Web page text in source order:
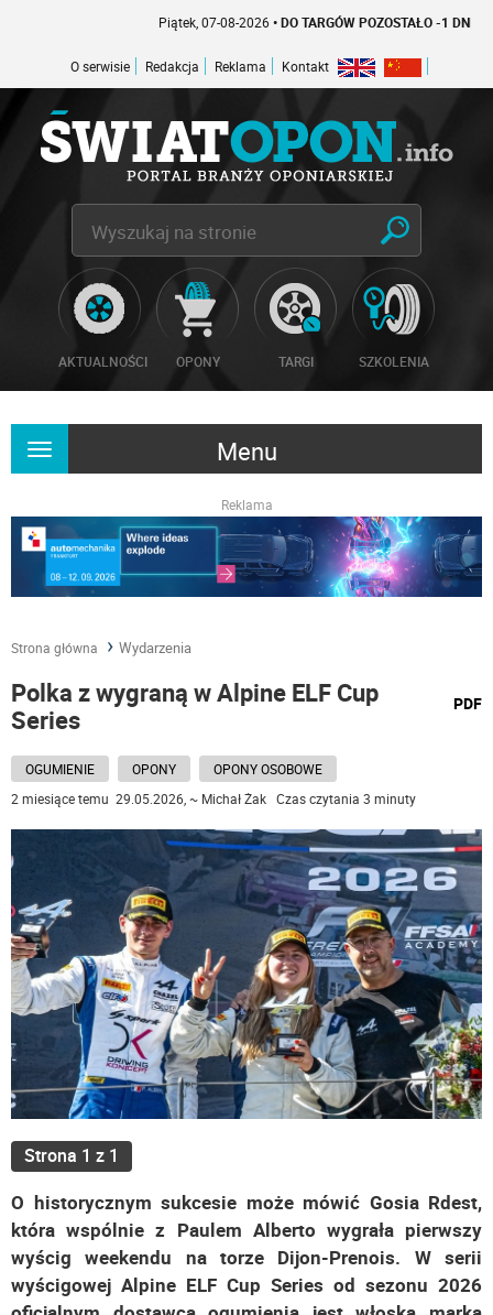
Piątek, 07-08-2026• DO TARGÓW POZOSTAŁO -1 DNI
O serwisie Redakcja Reklama Kontakt
AKTUALNOŚCI OPONY TARGI SZKOLENIA
Menu
Rozwiń
Reklama
Strona główna Wydarzenia
Polka z wygraną w Alpine ELF Cup
Series
PDF
OGUMIENIE OPONY
OPONY OSOBOWE
2 miesiące temu 29.05.2026, ~ Michał Żak Czas czytania 3 minuty
Strona 1 z 1
O historycznym sukcesie może mówić Gosia Rdest,
która wspólnie z Paulem Alberto wygrała pierwszy
wyścig weekendu na torze Dijon-Prenois. W serii
wyścigowej Alpine ELF Cup Series od sezonu 2026